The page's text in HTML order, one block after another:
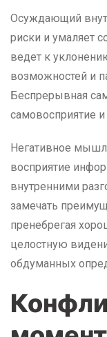
Осуждающий
риски и умаляет
ведет к
возможностей и
Беспрерывная
самовосприятие
Негативное
восприятие
внутренними
замечать
пренебрегая
целостную
обдуманных